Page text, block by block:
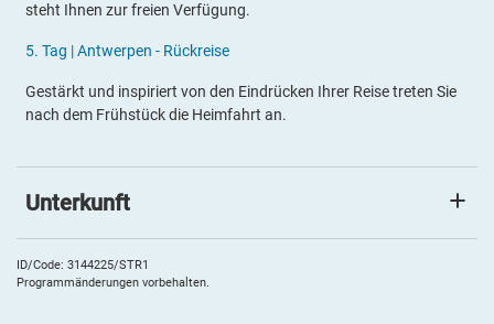
steht Ihnen zur freien Verfügung.
5. Tag |Antwerpen - Rückreise
Gestärkt und inspiriert von den Eindrücken Ihrer Reise treten Sie
nach dem Frühstück die Heimfahrt an.
Unterkunft
Postillion Hotel WTC Rotterdam
Das elegante4*Hotel Postillion
das Rotterdamer World Trade Center im Zentrum der Stadt.
ID/Code: 3144225/STR1
Programmänderungen vorbehalten.